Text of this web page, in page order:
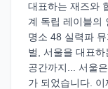
대표하는 재즈와
계 독립 레이블의
명소 48 실력파
벌, 서울을 대표
공간까지... 서울
가 되었습니다.